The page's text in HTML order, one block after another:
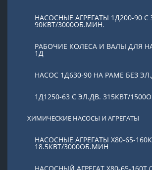
НАСОСНЫЕ АГРЕГАТЫ 1Д200-90 С
90КВТ/3000ОБ.МИН.
РАБОЧИЕ КОЛЕСА И ВАЛЫ ДЛЯ
1Д
НАСОС 1Д630-90 НА РАМЕ БЕЗ
1Д1250-63 С ЭЛ.ДВ. 315КВТ/
ХИМИЧЕСКИЕ НАСОСЫ И АГРЕГАТЫ
НАСОСНЫЕ АГРЕГАТЫ Х80-65-
18.5КВТ/3000ОБ.МИН
НАСОСНЫЙ АГРЕГАТ Х80-65-160Т